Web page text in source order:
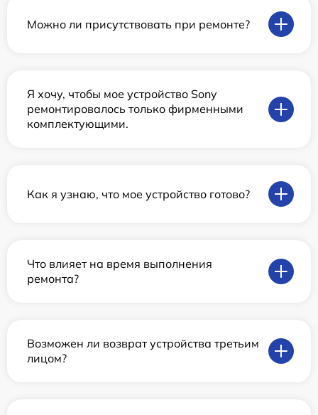
Можно ли присутствовать при ремонте?
Я хочу, чтобы мое устройство Sony
ремонтировалось только фирменными
комплектующими.
Как я узнаю, что мое устройство готово?
Что влияет на время выполнения
ремонта?
Возможен ли возврат устройства третьим
лицом?